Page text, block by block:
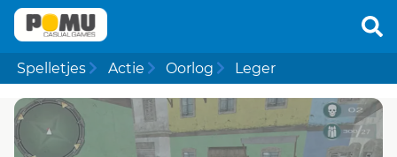
Spelletjes Actie Oorlog Leger